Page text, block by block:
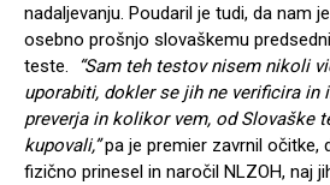
nadaljevanju. Poudaril je tudi, da nam
osebno prošnjo slovaškemu
teste.
“Sam teh testov nisem nikoli
uporabiti, dokler se jih ne verificira
preverja in kolikor vem, od Slovaške
kupovali,”pa je premier zavrnil očitke,
fizično prinesel in naročil NLZOH, naj